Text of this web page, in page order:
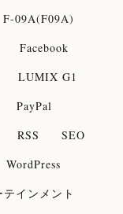
F-09A(F09A)
Facebook
LUMIX G1
PayPal
RSS
SEO
WordPress
インメント